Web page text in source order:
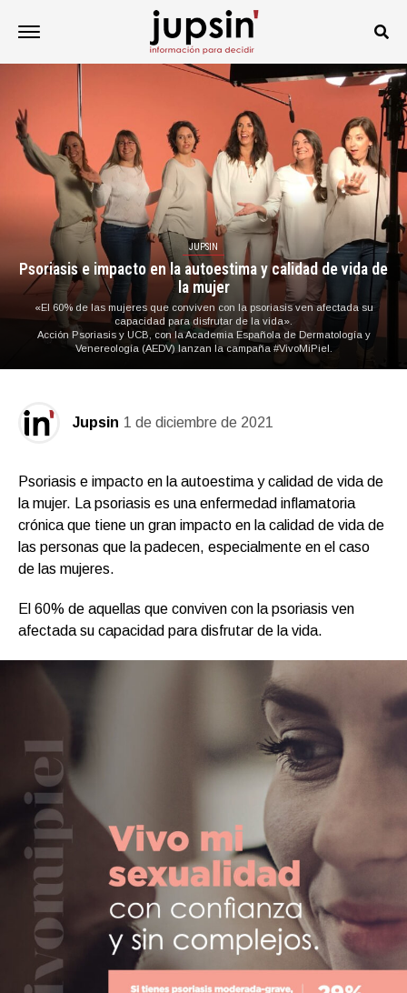
JUPSIN
Psoriasis e impacto en la autoestima y calidad de vida de
la mujer
«El 60% de las mujeres que conviven con la psoriasis ven afectada su
capacidad para disfrutar de la vida».
Acción Psoriasis y UCB, con la Academia Española de Dermatología y
Venereología (AEDV) lanzan la campaña #VivoMiPiel.
Jupsin 1 de diciembre de 2021
Psoriasis e impacto en la autoestima y calidad de vida de
la mujer. La psoriasis es una enfermedad inflamatoria
crónica que tiene un gran impacto en la calidad de vida de
las personas que la padecen, especialmente en el caso
de las mujeres.
El 60% de aquellas que conviven con la psoriasis ven
afectada su capacidad para disfrutar de la vida.